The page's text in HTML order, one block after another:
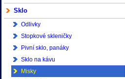
Sklo
Odlivky
Stopkové skleničky
Pivní sklo, panáky
Sklo na kávu
Misky